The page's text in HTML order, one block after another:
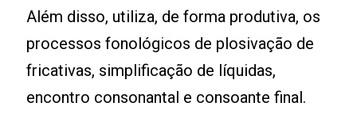
Além disso, utiliza, de forma produtiva, os
processos fonológicos de plosivação de
fricativas, simplificação de líquidas,
encontro consonantal e consoante final.